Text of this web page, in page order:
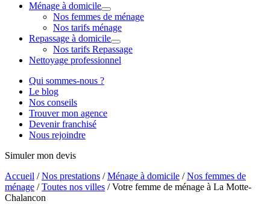
Ménage à domicile
Nos femmes de ménage
Nos tarifs ménage
Repassage à domicile
Nos tarifs Repassage
Nettoyage professionnel
Qui sommes-nous ?
Le blog
Nos conseils
Trouver mon agence
Devenir franchisé
Nous rejoindre
Simuler mon devis
Accueil /Nos prestations /Ménage à domicile /Nos femmes de
ménage /Toutes nos villes /Votre femme de ménage à La Motte-
Chalancon